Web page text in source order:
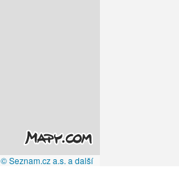
© Seznam.cz a.s. a další